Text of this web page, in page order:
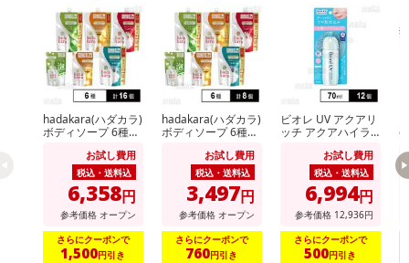
hadakara(ハダカラ)
ボディソープ 6種セ
お試し費用
税込・送料込
6,358円
参考価格 オープン
さらにクーポンで
1,500円引き
hadakara(ハダカラ)
ボディソープ 6種セ
お試し費用
税込・送料込
3,497円
参考価格 オープン
さらにクーポンで
760円引き
ビオレ UV アクアリ
ッチ アクアハイラ
ml ※商品改廃に伴
う特別お試し費用
お試し費用
税込・送料込
6,994円
参考価格 12,936円
さらにクーポンで
500円引き
e
+